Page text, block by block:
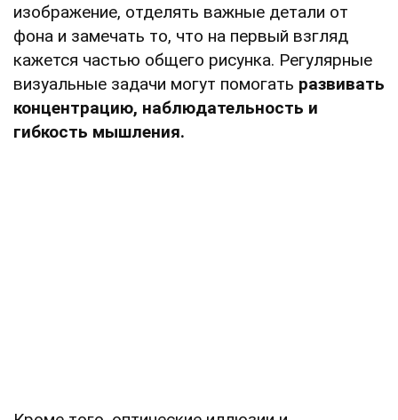
изображение, отделять важные детали от
фона и замечать то, что на первый взгляд
кажется частью общего рисунка. Регулярные
визуальные задачи могут помогать развивать
концентрацию, наблюдательность и
гибкость мышления.